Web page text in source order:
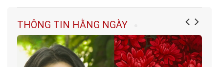
THÔNG TIN HẰNG NGÀY